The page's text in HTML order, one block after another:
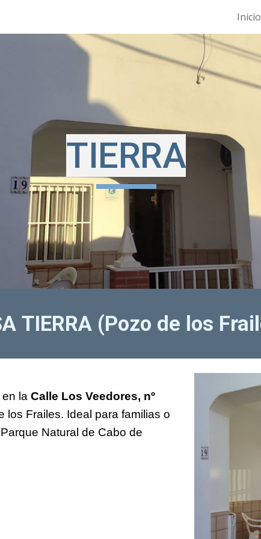
Skip to Inicio
TIERRA
TIERRA (Pozo de los
la Calle Los Veedores, nº
los Frailes. Ideal para familias o
Natural de Cabo de